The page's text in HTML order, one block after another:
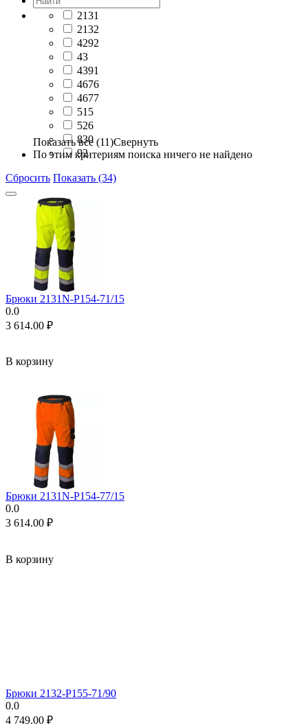
2131
2132
4292
43
4391
4676
4677
515
526
830
92
Показать все (11)Свернуть
По этим критериям поиска ничего не найдено
Сбросить Показать (34)
Брюки 2131N-P154-71/15
0.0
3 614.00 ₽
В корзину
Брюки 2131N-P154-77/15
0.0
3 614.00 ₽
В корзину
Брюки 2132-P155-71/90
0.0
4 749.00 ₽